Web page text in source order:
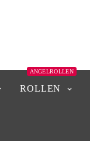
ROLLEN
ANGELROLLEN